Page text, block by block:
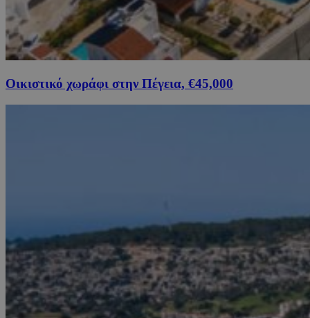
Οικιστικό χωράφι στην Πέγεια, €45,000